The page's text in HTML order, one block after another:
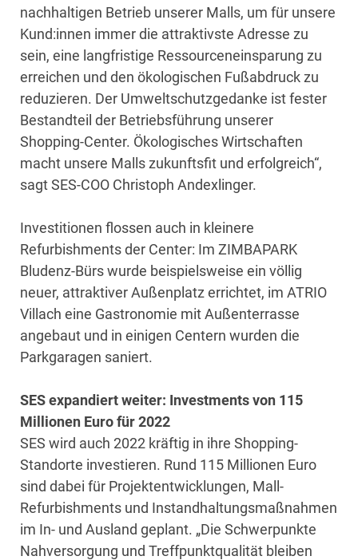
nachhaltigen Betrieb unserer Malls, um für unsere
Kund:innen immer die attraktivste Adresse zu
sein, eine langfristige Ressourceneinsparung zu
erreichen und den ökologischen Fußabdruck zu
reduzieren. Der Umweltschutzgedanke ist fester
Bestandteil der Betriebsführung unserer
Shopping-Center. Ökologisches Wirtschaften
macht unsere Malls zukunftsfit und erfolgreich“,
sagt SES-COO Christoph Andexlinger.
Investitionen flossen auch in kleinere
Refurbishments der Center: Im ZIMBAPARK
Bludenz-Bürs wurde beispielsweise ein völlig
neuer, attraktiver Außenplatz errichtet, im ATRIO
Villach eine Gastronomie mit Außenterrasse
angebaut und in einigen Centern wurden die
Parkgaragen saniert.
SES expandiert weiter: Investments von 115
Millionen Euro für 2022
SES wird auch 2022 kräftig in ihre Shopping-
Standorte investieren. Rund 115 Millionen Euro
sind dabei für Projektentwicklungen, Mall-
Refurbishments und Instandhaltungsmaßnahmen
im In- und Ausland geplant. „Die Schwerpunkte
Nahversorgung und Treffpunktqualität bleiben